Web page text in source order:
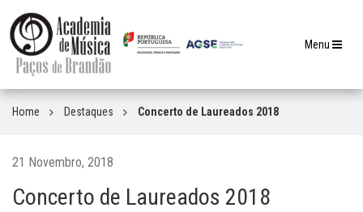
Toggle
Menu
Home Destaques Concerto de Laureados 2018
21 Novembro, 2018
Concerto de Laureados 2018